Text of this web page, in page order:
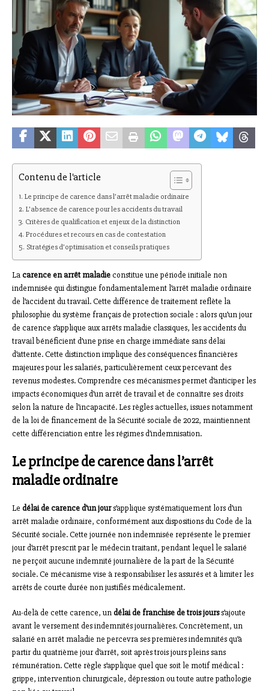
Contenu de l'article
Le principe de carence dans l’arrêt maladie ordinaire
L’absence de carence pour les accidents du travail
Critères de qualification et enjeux de la distinction
Procédures et recours en cas de contestation
Stratégies d’optimisation et conseils pratiques
Lacarence en arrêt maladieconstitue une période initiale non
indemnisée qui distingue fondamentalement l’arrêt maladie ordinaire
de l’accident du travail. Cette différence de traitement reflète la
philosophie du système français de protection sociale : alors qu’un jour
de carence s’applique aux arrêts maladie classiques, les accidents du
travail bénéficient d’une prise en charge immédiate sans délai
d’attente. Cette distinction implique des conséquences financières
majeures pour les salariés, particulièrement ceux percevant des
revenus modestes. Comprendre ces mécanismes permet d’anticiper les
impacts économiques d’un arrêt de travail et de connaître ses droits
selon la nature de l’incapacité. Les règles actuelles, issues notamment
de la loi de financement de la Sécurité sociale de 2022, maintiennent
cette différenciation entre les régimes d’indemnisation.
Le principe de carence dans l’arrêt
maladie ordinaire
Le délai de carence d’un jours’applique systématiquement lors d’un
arrêt maladie ordinaire, conformément aux dispositions du Code de la
Sécurité sociale. Cette journée non indemnisée représente le premier
jour d’arrêt prescrit par le médecin traitant, pendant lequel le salarié
ne perçoit aucune indemnité journalière de la part de la Sécurité
sociale. Ce mécanisme vise à responsabiliser les assurés et à limiter les
arrêts de courte durée non justifiés médicalement.
Au-delà de cette carence, undélai de franchise de trois jourss’ajoute
avant le versement des indemnités journalières. Concrètement, un
salarié en arrêt maladie ne percevra ses premières indemnités qu’à
partir du quatrième jour d’arrêt, soit après trois jours pleins sans
rémunération. Cette règle s’applique quel que soit le motif médical :
grippe, intervention chirurgicale, dépression ou toute autre pathologie